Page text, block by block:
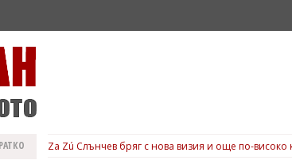
Za Zú Слънчев бряг с нова визия и още по-